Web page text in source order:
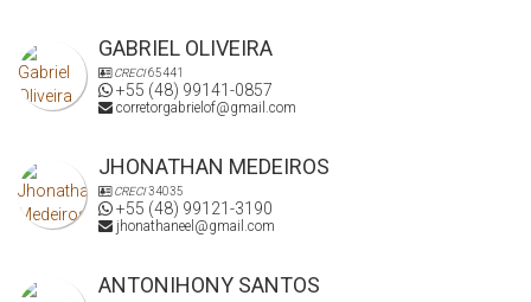
GABRIEL OLIVEIRA
CRECI65441
+55 (48) 99141-0857
corretorgabrielof@gmail.com
JHONATHAN MEDEIROS
CRECI34035
+55 (48) 99121-3190
jhonathaneel@gmail.com
ANTONIHONY SANTOS